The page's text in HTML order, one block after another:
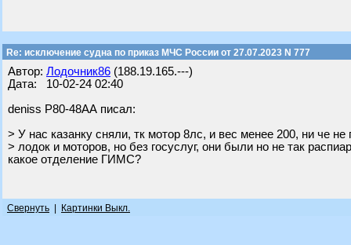
Re: исключение судна по приказ МЧС России от 27.07.2023 N 777
Автор: Лодочник86 (188.19.165.---)
Дата: 10-02-24 02:40
deniss Р80-48АА писал:
> У нас казанку сняли, тк мотор 8лс, и вес менее 200, ни че не
> лодок и моторов, но без госуслуг, они были но не так
какое отделение ГИМС?
Свернуть Картинки Выкл.